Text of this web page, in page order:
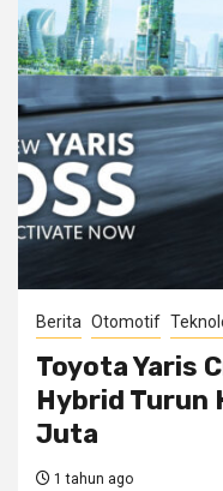
Berita Otomotif
Toyota Yaris
Hybrid Turun
Juta
1 tahun ago